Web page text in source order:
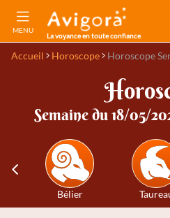
MENU
La voyance en toute confiance
Accueil Horoscope Horoscope
Semaine du 18/05/
Bélier